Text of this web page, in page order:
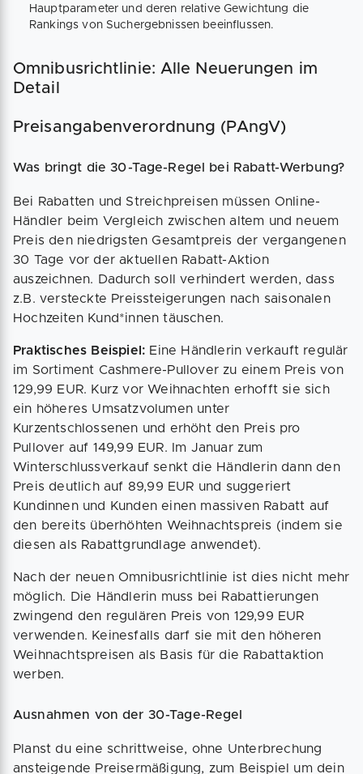
Hauptparameter und deren relative Gewichtung die
Rankings von Suchergebnissen beeinflussen.
Omnibusrichtlinie: Alle Neuerungen im
Detail
Preisangabenverordnung (PAngV)
Was bringt die 30-Tage-Regel bei Rabatt-Werbung?
Bei Rabatten und Streichpreisen müssen Online-
Händler beim Vergleich zwischen altem und neuem
Preis den niedrigsten Gesamtpreis der vergangenen
30 Tage vor der aktuellen Rabatt-Aktion
auszeichnen. Dadurch soll verhindert werden, dass
z.B. versteckte Preissteigerungen nach saisonalen
Hochzeiten Kund*innen täuschen.
Praktisches Beispiel: Eine Händlerin verkauft regulär
im Sortiment Cashmere-Pullover zu einem Preis von
129,99 EUR. Kurz vor Weihnachten erhofft sie sich
ein höheres Umsatzvolumen unter
Kurzentschlossenen und erhöht den Preis pro
Pullover auf 149,99 EUR. Im Januar zum
Winterschlussverkauf senkt die Händlerin dann den
Preis deutlich auf 89,99 EUR und suggeriert
Kundinnen und Kunden einen massiven Rabatt auf
den bereits überhöhten Weihnachtspreis (indem sie
diesen als Rabattgrundlage anwendet).
Nach der neuen Omnibusrichtlinie ist dies nicht mehr
möglich. Die Händlerin muss bei Rabattierungen
zwingend den regulären Preis von 129,99 EUR
verwenden. Keinesfalls darf sie mit den höheren
Weihnachtspreisen als Basis für die Rabattaktion
werben.
Ausnahmen von der 30-Tage-Regel
Planst du eine schrittweise, ohne Unterbrechung
ansteigende Preisermäßigung, zum Beispiel um dein